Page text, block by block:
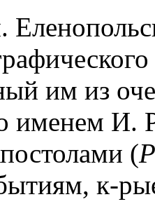
им из
именем И.
(
к-